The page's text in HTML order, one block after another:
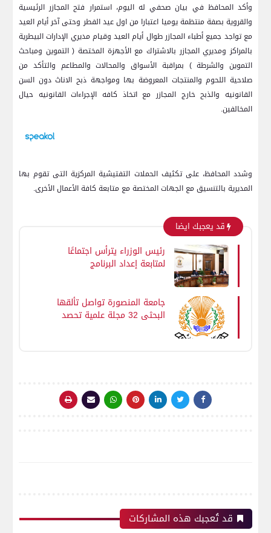
وأكد المحافظ في بيان صحفي له اليوم، استمرار فتح المجازر الرئيسية
والقروية بصفة منتظمة يوميا اعتبارا من اول عيد الفطر وحتى آخر أيام العيد
مع تواجد جميع أطباء المجازر طوال أيام العيد وقيام مديري الإدارات البيطرية
بالمراكز ومديري المجازر بالاشتراك مع الأجهزة المختصة ( التموين ومباحث
التموين والشرطة ) بمراقبة الأسواق والمحالات والمطاعم والتأكد من
صلاحية اللحوم والمنتجات المعروضة بها ومواجهة ذبح الاناث دون السن
القانونيه والذبح خارج المجازر مع اتخاذ كافه الإجراءات القانونيه حيال
المخالفين.
وشدد المحافظ، على تكثيف الحملات التفتيشية المركزية التى تقوم بها
المديرية بالتنسيق مع الجهات المختصة مع متابعة كافة الأعمال الأخرى.
قد يعجبك ايضا
رئيس الوزراء يترأس اجتماعًا
لمتابعة إعداد البرنامج
مع صندوق النقد الدولي
جامعة المنصورة تواصل تألقها
البحثي 32 مجلة علمية تحصد
قد تُعجبك هذه المشاركات